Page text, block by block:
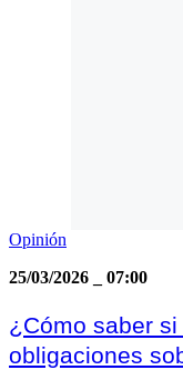
Opinión
25/03/2026
07:00
¿Cómo saber
obligaciones